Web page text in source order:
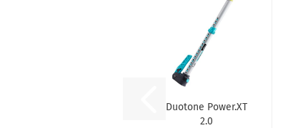
Duotone Power.XT
2.0